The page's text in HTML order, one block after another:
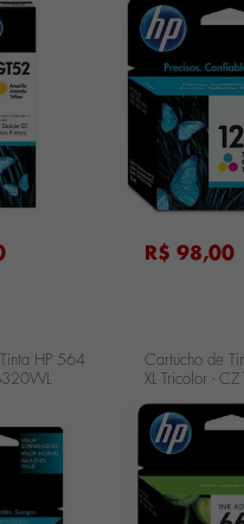
- GT52
Tricolor -
R$ 98,00
HP 564
Cartucho de
XL Tricolor -